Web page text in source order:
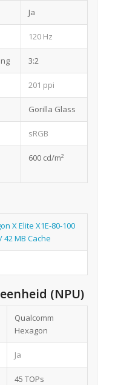
Ja
120 Hz
3:2
201 ppi
Gorilla Glass
sRGB
600 cd/m²
X Elite X1E-80-100
42 MB Cache
(NPU)
Qualcomm
Hexagon
Ja
45 TOPs